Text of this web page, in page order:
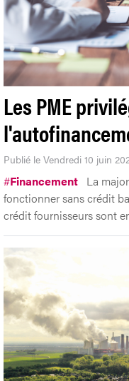
Les PME
Publié le Vendredi 10 juin
#Financement La
fonctionner sans crédit
crédit fournisseurs sont